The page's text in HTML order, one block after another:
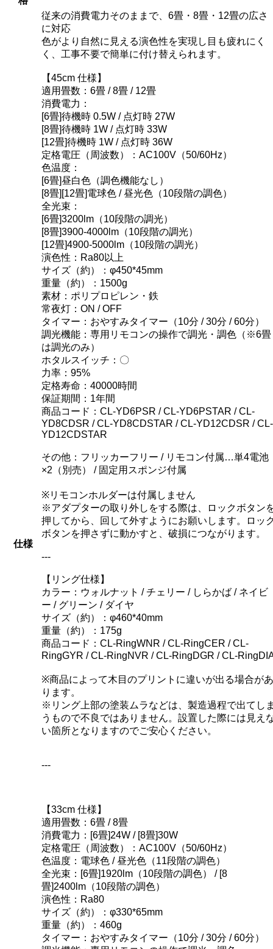
仕様
従来の消費電力そのままで、6畳・8畳・12畳の広さ
に対応
色がより自然に見える演色性を実現し目も疲れにく
く、工事不要で簡単に付け替えられます。
【45cm 仕様】
適用畳数：6畳 / 8畳 / 12畳
消費電力：
[6畳]待機時 0.5W / 点灯時 27W
[8畳]待機時 1W / 点灯時 33W
[12畳]待機時 1W / 点灯時 36W
定格電圧（周波数）：AC100V（50/60Hz）
色温度：
[6畳]昼白色（調色機能なし）
[8畳][12畳]電球色 / 昼光色（10段階の調色）
全光束：
[6畳]3200lm（10段階の調光）
[8畳]3900-4000lm（10段階の調光）
[12畳]4900-5000lm（10段階の調光）
演色性：Ra80以上
サイズ（約）：φ450*45mm
重量（約）：1500g
素材：ポリプロピレン・鉄
常夜灯：ON / OFF
タイマー：おやすみタイマー（10分 / 30分 / 60分）
調光機能：専用リモコンの操作で調光・調色（※6畳
は調光のみ）
ホタルスイッチ：〇
力率：95%
定格寿命：40000時間
保証期間：1年間
商品コード：CL-YD6PSR / CL-YD6PSTAR / CL-
YD8CDSR / CL-YD8CDSTAR / CL-YD12CDSR / CL-
YD12CDSTAR
その他：フリッカーフリー / リモコン付属…単4電池
×2（別売） / 固定用スポンジ付属
※リモコンホルダーは付属しません
※アダプターの取り外しをする際は、ロックボタン
押してから、回して外すようにお願いします。ロッ
ボタンを押さずに動かすと、破損につながります。
---
【リング仕様】
カラー：ウォルナット / チェリー / しらかば / ネイビ
ー / グリーン / ダイヤ
サイズ（約）：φ460*40mm
重量（約）：175g
商品コード：CL-RingWNR / CL-RingCER / CL-
RingGYR / CL-RingNVR / CL-RingDGR / CL-
※商品によって木目のプリントに違いが出る場合があ
ります。
※リング上部の塗装ムラなどは、製造過程で出てし
うもので不良ではありません。設置した際には見え
い箇所となりますのでご安心ください。
---
【33cm 仕様】
適用畳数：6畳 / 8畳
消費電力：[6畳]24W / [8畳]30W
定格電圧（周波数）：AC100V（50/60Hz）
色温度：電球色 / 昼光色（11段階の調色）
全光束：[6畳]1920lm（10段階の調色） / [8
畳]2400lm（10段階の調色）
演色性：Ra80
サイズ（約）：φ330*65mm
重量（約）：460g
タイマー：おやすみタイマー（10分 / 30分 / 60分）